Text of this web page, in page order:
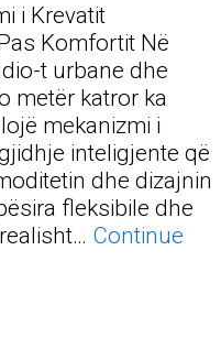
i Krevatit
Komfortit Në
t urbane dhe
metër katror ka
mekanizmi i
inteligjente që
dhe dizajnin
fleksibile dhe
Continue